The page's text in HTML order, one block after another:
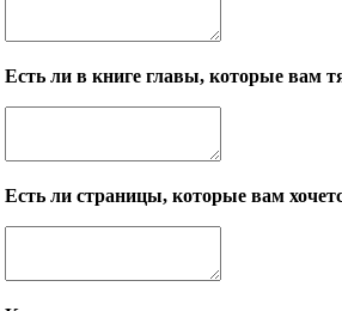
Есть ли в книге главы, которые вам
Есть ли страницы, которые вам